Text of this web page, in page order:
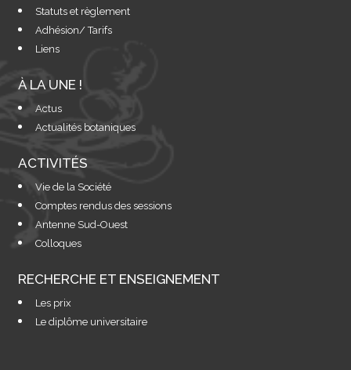
Statuts et règlement
Adhésion/ Tarifs
Liens
À LA UNE !
Actus
Actualités botaniques
ACTIVITÉS
Vie de la Société
Comptes rendus des sessions
Antenne Sud-Ouest
Colloques
RECHERCHE ET ENSEIGNEMENT
Les prix
Le diplôme universitaire